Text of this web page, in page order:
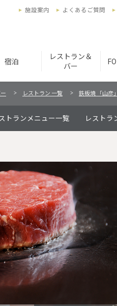
宿泊
レストラン＆
バー
施設案内 よくあるご質問
レストラン 一覧 鉄板焼 「山彦」
トランメニュー一覧 レストラ